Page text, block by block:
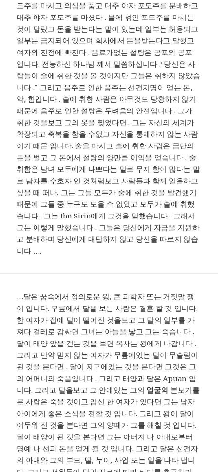
도주를 마시고 의심을 품고 대추 야자 포도주를 분배하고
대추 야자 포도주를 마셨다 . 물에 섞인 포도주를 마시는
것이 달랐고 돈을 받는다는 말이 있는데 일부는 허용되고
일부는 금지되어 있으며 회사에서 돈을받는다고 말했고
여자와 진정에 빠진다 . 음료가없는 설탕은 공포와 공포
입니다. 전능하신 하나님 께서 말씀하십니다 .“당신은 사
람들이 술에 취한 것을 볼 것이지만 그들은 취하지 않았습
니다 .” 그리고 음주로 인한 음주는 선견지명이 얻는 돈,
악, 힘입니다 . 술에 취한 사람은 아무것도 당황하지 않기
때문에 음주로 인한 설탕은 두려움의 안전입니다 . 그가
취한 것을보고 그의 옷을 찢었다면 . 그는 자신의 세계가
확장되고 축복을 참을 수없고 자신을 통제하지 않는 사람
이기 때문 입니다. 술을 마시고 술에 취한 사람은 금단의
돈을 벌고 그 돈에서 설탕의 양만큼 이익을 얻습니다 . 술
취함은 남녀 모두에게 나쁘다는 말로 무지 함이 많다는 말
로 남자를 수호자 인 것처럼보고 사람들과 함께 일을하고
싶을 때 떠나, 그는 그들 모두가 술에 취한 것을 발견했기
때문에 그들 중 누구도 도울 수 없었고 모두가 술에 취했
습니다 . 그는 Ibn Sirin에게 그것을 말했습니다 . 그래서
그는 이렇게 말했습니다 . 그들은 당신에게 자금을 지원하
고 분배하며 당신에게 대답하지 않고 당신을 따르지 않습
니다 ….
…달은 꿈속에서 정의로운 왕, 큰 과학자 또는 거짓말 쟁
이 입니다. 무릎에서 달을 보는 사람은 결혼 할 것 입니다.
한 여자가 집에 달이 떨어진 것을보고 그 달의 일부를 가
져다 걸레로 감싸면 그녀는 아들을 낳고 그는 죽습니다 .
달이 태양 앞을 걷는 것을 보면 목사는 왕에게 나갑니다 .
그리고 만약 믿지 않는 여자가 무릎에있는 달이 무슬림이
된 것을 본다면 . 달이 지구에있는 것을 본다면 그것은 그
의 어머니의 죽음입니다 . 그리고 태양과 달은 Apuan 입
니다. 그리고 달을보고 그 안에있는 그의 얼굴의 본보기를
본 사람은 죽을 것이고 임신 한 여자가 있다면 그는 남자
아이에게 좋은 소식을 전할 것 입니다. 그리고 왕이 달이
어두워 진 것을 본다면 그의 양떼가 그를 해칠 것 입니다.
달이 태양이 된 것을 본다면 그는 아버지 나 아내로부터
명예 나 선과 돈을 얻게 될 것 입니다. 그리고 달은 선견자
의 아내와 그의 부모, 딸, 누이, 사업 또는 일을 나타 냅니